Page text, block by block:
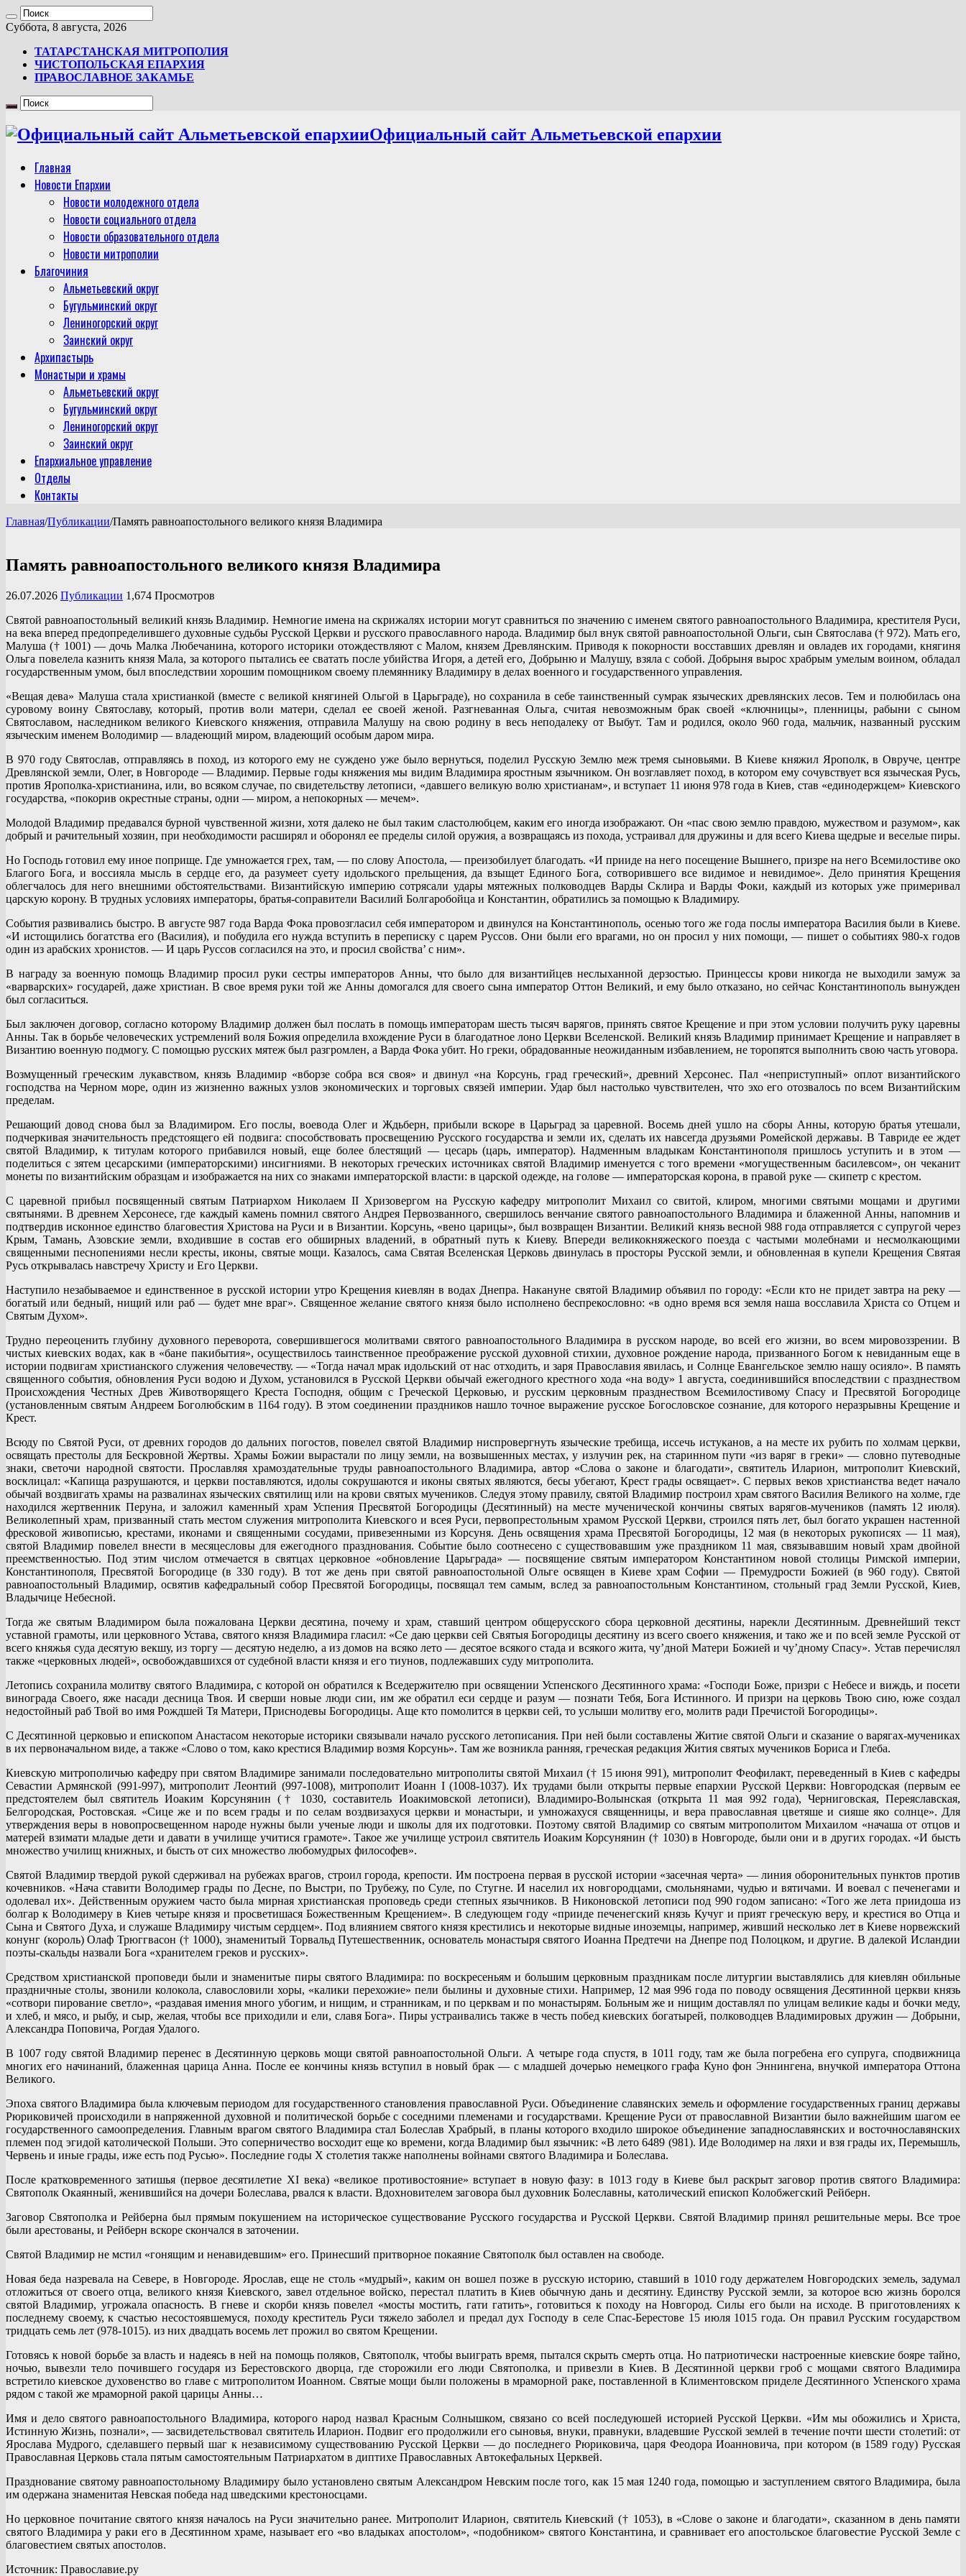
Суббота, 8 августа, 2026
ТАТАРСТАНСКАЯ МИТРОПОЛИЯ
ЧИСТОПОЛЬСКАЯ ЕПАРХИЯ
ПРАВОСЛАВНОЕ ЗАКАМЬЕ
Официальный сайт Альметьевской епархии
Главная
Новости Епархии
Новости молодежного отдела
Новости социального отдела
Новости образовательного отдела
Новости митрополии
Благочиния
Альметьевский округ
Бугульминский округ
Лениногорский округ
Заинский округ
Архипастырь
Монастыри и храмы
Альметьевский округ
Бугульминский округ
Лениногорский округ
Заинский округ
Епархиальное управление
Отделы
Контакты
Главная/Публикации/Память равноапостольного великого князя Владимира
Память равноапостольного великого князя Владимира
26.07.2026 Публикации 1,674 Просмотров
Святой равноапостольный великий князь Владимир. Немногие имена на скрижалях истории могут сравниться по значению с именем святого равноапостольного Владимира, крестителя Руси,
на века вперед предопределившего духовные судьбы Русской Церкви и русского православного народа. Владимир был внук святой равноапостольной Ольги, сын Святослава († 972). Мать его,
Малуша († 1001) — дочь Малка Любечанина, которого историки отождествляют с Малом, князем Древлянским. Приводя к покорности восставших древлян и овладев их городами, княгиня
Ольга повелела казнить князя Мала, за которого пытались ее сватать после убийства Игоря, а детей его, Добрыню и Малушу, взяла с собой. Добрыня вырос храбрым умелым воином, обладал
государственным умом, был впоследствии хорошим помощником своему племяннику Владимиру в делах военного и государственного управления.
«Вещая дева» Малуша стала христианкой (вместе с великой княгиней Ольгой в Царьграде), но сохранила в себе таинственный сумрак языческих древлянских лесов. Тем и полюбилась она
суровому воину Святославу, который, против воли матери, сделал ее своей женой. Разгневанная Ольга, считая невозможным брак своей «ключницы», пленницы, рабыни с сыном
Святославом, наследником великого Киевского княжения, отправила Малушу на свою родину в весь неподалеку от Выбут. Там и родился, около 960 года, мальчик, названный русским
языческим именем Володимир — владеющий миром, владеющий особым даром мира.
В 970 году Святослав, отправляясь в поход, из которого ему не суждено уже было вернуться, поделил Русскую Землю меж тремя сыновьями. В Киеве княжил Ярополк, в Овруче, центре
Древлянской земли, Олег, в Новгороде — Владимир. Первые годы княжения мы видим Владимира яростным язычником. Он возглавляет поход, в котором ему сочувствует вся языческая Русь,
против Ярополка-христианина, или, во всяком случае, по свидетельству летописи, «давшего великую волю христианам», и вступает 11 июня 978 года в Киев, став «единодержцем» Киевского
государства, «покорив окрестные страны, одни — миром, а непокорных — мечем».
Молодой Владимир предавался бурной чувственной жизни, хотя далеко не был таким сластолюбцем, каким его иногда изображают. Он «пас свою землю правдою, мужеством и разумом», как
добрый и рачительный хозяин, при необходимости расширял и оборонял ее пределы силой оружия, а возвращаясь из похода, устраивал для дружины и для всего Киева щедрые и веселые пиры.
Но Господь готовил ему иное поприще. Где умножается грех, там, — по слову Апостола, — преизобилует благодать. «И прииде на него посещение Вышнего, призре на него Всемилостиве око
Благого Бога, и воссияла мысль в сердце его, да разумеет суету идольского прельщения, да взыщет Единого Бога, сотворившего все видимое и невидимое». Дело принятия Крещения
облегчалось для него внешними обстоятельствами. Византийскую империю сотрясали удары мятежных полководцев Варды Склира и Варды Фоки, каждый из которых уже примеривал
царскую корону. В трудных условиях императоры, братья-соправители Василий Болгаробойца и Константин, обратились за помощью к Владимиру.
События развивались быстро. В августе 987 года Варда Фока провозгласил себя императором и двинулся на Константинополь, осенью того же года послы императора Василия были в Киеве.
«И истощились богатства его (Василия), и побудила его нужда вступить в переписку с царем Руссов. Они были его врагами, но он просил у них помощи, — пишет о событиях 980-х годов
один из арабских хронистов. — И царь Руссов согласился на это, и просил свойства’ с ним».
В награду за военную помощь Владимир просил руки сестры императоров Анны, что было для византийцев неслыханной дерзостью. Принцессы крови никогда не выходили замуж за
«варварских» государей, даже христиан. В свое время руки той же Анны домогался для своего сына император Оттон Великий, и ему было отказано, но сейчас Константинополь вынужден
был согласиться.
Был заключен договор, согласно которому Владимир должен был послать в помощь императорам шесть тысяч варягов, принять святое Крещение и при этом условии получить руку царевны
Анны. Так в борьбе человеческих устремлений воля Божия определила вхождение Руси в благодатное лоно Церкви Вселенской. Великий князь Владимир принимает Крещение и направляет в
Византию военную подмогу. С помощью русских мятеж был разгромлен, а Варда Фока убит. Но греки, обрадованные неожиданным избавлением, не торопятся выполнить свою часть уговора.
Возмущенный греческим лукавством, князь Владимир «вборзе собра вся своя» и двинул «на Корсунь, град греческий», древний Херсонес. Пал «неприступный» оплот византийского
господства на Черном море, один из жизненно важных узлов экономических и торговых связей империи. Удар был настолько чувствителен, что эхо его отозвалось по всем Византийским
пределам.
Решающий довод снова был за Владимиром. Его послы, воевода Олег и Ждьберн, прибыли вскоре в Царьград за царевной. Восемь дней ушло на сборы Анны, которую братья утешали,
подчеркивая значительность предстоящего ей подвига: способствовать просвещению Русского государства и земли их, сделать их навсегда друзьями Ромейской державы. В Тавриде ее ждет
святой Владимир, к титулам которого прибавился новый, еще более блестящий — цесарь (царь, император). Надменным владыкам Константинополя пришлось уступить и в этом —
поделиться с зятем цесарскими (императорскими) инсигниями. В некоторых греческих источниках святой Владимир именуется с того времени «могущественным басилевсом», он чеканит
монеты по византийским образцам и изображается на них со знаками императорской власти: в царской одежде, на голове — императорская корона, в правой руке — скипетр с крестом.
С царевной прибыл посвященный святым Патриархом Николаем II Хризовергом на Русскую кафедру митрополит Михаил со свитой, клиром, многими святыми мощами и другими
святынями. В древнем Херсонесе, где каждый камень помнил святого Андрея Первозванного, свершилось венчание святого равноапостольного Владимира и блаженной Анны, напомнив и
подтвердив исконное единство благовестия Христова на Руси и в Византии. Корсунь, «вено царицы», был возвращен Византии. Великий князь весной 988 года отправляется с супругой через
Крым, Тамань, Азовские земли, входившие в состав его обширных владений, в обратный путь к Киеву. Впереди великокняжеского поезда с частыми молебнами и несмолкающими
священными песнопениями несли кресты, иконы, святые мощи. Казалось, сама Святая Вселенская Церковь двинулась в просторы Русской земли, и обновленная в купели Крещения Святая
Русь открывалась навстречу Христу и Его Церкви.
Наступило незабываемое и единственное в русской истории утро Kрещения киевлян в водах Днепра. Накануне святой Владимир объявил по городу: «Если кто не придет завтра на реку —
богатый или бедный, нищий или раб — будет мне враг». Священное желание святого князя было исполнено беспрекословно: «в одно время вся земля наша восславила Христа со Отцем и
Святым Духом».
Трудно переоценить глубину духовного переворота, совершившегося молитвами святого равноапостольного Владимира в русском народе, во всей его жизни, во всем мировоззрении. В
чистых киевских водах, как в «бане пакибытия», осуществилось таинственное преображение русской духовной стихии, духовное рождение народа, призванного Богом к невиданным еще в
истории подвигам христианского служения человечеству. — «Тогда начал мрак идольский от нас отходить, и заря Православия явилась, и Солнце Евангельское землю нашу осияло». В память
священного события, обновления Руси водою и Духом, установился в Русской Церкви обычай ежегодного крестного хода «на воду» 1 августа, соединившийся впоследствии с празднеством
Происхождения Честных Древ Животворящего Креста Господня, общим с Греческой Церковью, и русским церковным празднеством Всемилостивому Спасу и Пресвятой Богородице
(установленным святым Андреем Боголюбским в 1164 году). В этом соединении праздников нашло точное выражение русское Богословское сознание, для которого неразрывны Крещение и
Крест.
Всюду по Святой Руси, от древних городов до дальних погостов, повелел святой Владимир ниспровергнуть языческие требища, иссечь истуканов, а на месте их рубить по холмам церкви,
освящать престолы для Бескровной Жертвы. Храмы Божии вырастали по лицу земли, на возвышенных местах, у излучин рек, на старинном пути «из варяг в греки» — словно путеводные
знаки, светочи народной святости. Прославляя храмоздательные труды равноапостольного Владимира, автор «Слова о законе и благодати», святитель Иларион, митрополит Киевский,
восклицал: «Капища разрушаются, и церкви поставляются, идолы сокрушаются и иконы святых являются, бесы убегают, Крест грады освящает». С первых веков христианства ведет начало
обычай воздвигать храмы на развалинах языческих святилищ или на крови святых мучеников. Следуя этому правилу, святой Владимир построил храм святого Василия Великого на холме, где
находился жертвенник Перуна, и заложил каменный храм Успения Пресвятой Богородицы (Десятинный) на месте мученической кончины святых варягов-мучеников (память 12 июля).
Великолепный храм, призванный стать местом служения митрополита Киевского и всея Руси, первопрестольным храмом Русской Церкви, строился пять лет, был богато украшен настенной
фресковой живописью, крестами, иконами и священными сосудами, привезенными из Корсуня. День освящения храма Пресвятой Богородицы, 12 мая (в некоторых рукописях — 11 мая),
святой Владимир повелел внести в месяцесловы для ежегодного празднования. Событие было соотнесено с существовавшим уже праздником 11 мая, связывавшим новый храм двойной
преемственностью. Под этим числом отмечается в святцах церковное «обновление Царьграда» — посвящение святым императором Константином новой столицы Римской империи,
Константинополя, Пресвятой Богородице (в 330 году). В тот же день при святой равноапостольной Ольге освящен в Киеве храм Софии — Премудрости Божией (в 960 году). Святой
равноапостольный Владимир, освятив кафедральный собор Пресвятой Богородицы, посвящал тем самым, вслед за равноапостольным Константином, стольный град Земли Русской, Киев,
Владычице Небесной.
Тогда же святым Владимиром была пожалована Церкви десятина, почему и храм, ставший центром общерусского сбора церковной десятины, нарекли Десятинным. Древнейший текст
уставной грамоты, или церковного Устава, святого князя Владимира гласил: «Се даю церкви сей Святыя Богородицы десятину из всего своего княжения, и тако же и по всей земле Русской от
всего княжья суда десятую векшу, из торгу — десятую неделю, а из домов на всяко лето — десятое всякого стада и всякого жита, чу’дной Матери Божией и чу’дному Спасу». Устав перечислял
также «церковных людей», освобождавшихся от судебной власти князя и его тиунов, подлежавших суду митрополита.
Летопись сохранила молитву святого Владимира, с которой он обратился к Вседержителю при освящении Успенского Десятинного храма: «Господи Боже, призри с Небесе и виждь, и посети
винограда Своего, яже насади десница Твоя. И сверши новые люди сии, им же обратил еси сердце и разум — познати Тебя, Бога Истинного. И призри на церковь Твою сию, юже создал
недостойный раб Твой во имя Рождшей Тя Матери, Приснодевы Богородицы. Аще кто помолится в церкви сей, то услыши молитву его, молитв ради Пречистой Богородицы».
С Десятинной церковью и епископом Анастасом некоторые историки связывали начало русского летописания. При ней были составлены Житие святой Ольги и сказание о варягах-мучениках
в их первоначальном виде, а также «Слово о том, како крестися Владимир возмя Корсунь». Там же возникла ранняя, греческая редакция Жития святых мучеников Бориса и Глеба.
Киевскую митрополичью кафедру при святом Владимире занимали последовательно митрополиты святой Михаил († 15 июня 991), митрополит Феофилакт, переведенный в Киев с кафедры
Севастии Армянской (991-997), митрополит Леонтий (997-1008), митрополит Иоанн I (1008-1037). Их трудами были открыты первые епархии Русской Церкви: Новгородская (первым ее
предстоятелем был святитель Иоаким Корсунянин († 1030, составитель Иоакимовской летописи), Владимиро-Волынская (открыта 11 мая 992 года), Черниговская, Переяславская,
Белгородская, Ростовская. «Сице же и по всем грады и по селам воздвизахуся церкви и монастыри, и умножахуся священницы, и вера православная цветяше и сияше яко солнце». Для
утверждения веры в новопросвещенном народе нужны были ученые люди и школы для их подготовки. Поэтому святой Владимир со святым митрополитом Михаилом «начаша от отцов и
матерей взимати младые дети и давати в училище учитися грамоте». Такое же училище устроил святитель Иоаким Корсунянин († 1030) в Новгороде, были они и в других городах. «И бысть
множество училищ книжных, и бысть от сих множество любомудрых философев».
Святой Владимир твердой рукой сдерживал на рубежах врагов, строил города, крепости. Им построена первая в русской истории «засечная черта» — линия оборонительных пунктов против
кочевников. «Нача ставити Володимер грады по Десне, по Выстри, по Трубежу, по Суле, по Стугне. И населил их новгородцами, смольнянами, чудью и вятичами. И воевал с печенегами и
одолевал их». Действенным оружием часто была мирная христианская проповедь среди степных язычников. В Никоновской летописи под 990 годом записано: «Того же лета приидоша из
болгар к Володимеру в Киев четыре князя и просветишася Божественным Крещением». В следующем году «прииде печенегский князь Кучуг и прият греческую веру, и крестися во Отца и
Сына и Святого Духа, и служаше Владимиру чистым сердцем». Под влиянием святого князя крестились и некоторые видные иноземцы, например, живший несколько лет в Киеве норвежский
конунг (король) Олаф Трюггвасон († 1000), знаменитый Торвальд Путешественник, основатель монастыря святого Иоанна Предтечи на Днепре под Полоцком, и другие. В далекой Исландии
поэты-скальды назвали Бога «хранителем греков и русских».
Средством христианской проповеди были и знаменитые пиры святого Владимира: по воскресеньям и большим церковным праздникам после литургии выставлялись для киевлян обильные
праздничные столы, звонили колокола, славословили хоры, «калики перехожие» пели былины и духовные стихи. Например, 12 мая 996 года по поводу освящения Десятинной церкви князь
«сотвори пирование светло», «раздавая имения много убогим, и нищим, и странникам, и по церквам и по монастырям. Больным же и нищим доставлял по улицам великие кады и бочки меду,
и хлеб, и мясо, и рыбу, и сыр, желая, чтобы все приходили и ели, славя Бога». Пиры устраивались также в честь побед киевских богатырей, полководцев Владимировых дружин — Добрыни,
Александра Поповича, Рогдая Удалого.
В 1007 году святой Владимир перенес в Десятинную церковь мощи святой равноапостольной Ольги. А четыре года спустя, в 1011 году, там же была погребена его супруга, сподвижница
многих его начинаний, блаженная царица Анна. После ее кончины князь вступил в новый брак — с младшей дочерью немецкого графа Куно фон Эннингена, внучкой императора Оттона
Великого.
Эпоха святого Владимира была ключевым периодом для государственного становления православной Руси. Объединение славянских земель и оформление государственных границ державы
Рюриковичей происходили в напряженной духовной и политической борьбе с соседними племенами и государствами. Крещение Руси от православной Византии было важнейшим шагом ее
государственного самоопределения. Главным врагом святого Владимира стал Болеслав Храбрый, в планы которого входило широкое объединение западнославянских и восточнославянских
племен под эгидой католической Польши. Это соперничество восходит еще ко времени, когда Владимир был язычник: «В лето 6489 (981). Иде Володимер на ляхи и взя грады их, Перемышль,
Червень и иные грады, иже есть под Русью». Последние годы Х столетия также наполнены войнами святого Владимира и Болеслава.
После кратковременного затишья (первое десятилетие ХI века) «великое противостояние» вступает в новую фазу: в 1013 году в Киеве был раскрыт заговор против святого Владимира:
Святополк Окаянный, женившийся на дочери Болеслава, рвался к власти. Вдохновителем заговора был духовник Болеславны, католический епископ Колобжегский Рейберн.
Заговор Святополка и Рейберна был прямым покушением на историческое существование Русского государства и Русской Церкви. Святой Владимир принял решительные меры. Все трое
были арестованы, и Рейберн вскоре скончался в заточении.
Святой Владимир не мстил «гонящим и ненавидевшим» его. Принесший притворное покаяние Святополк был оставлен на свободе.
Новая беда назревала на Севере, в Новгороде. Ярослав, еще не столь «мудрый», каким он вошел позже в русскую историю, ставший в 1010 году держателем Новгородских земель, задумал
отложиться от своего отца, великого князя Киевского, завел отдельное войско, перестал платить в Киев обычную дань и десятину. Единству Русской земли, за которое всю жизнь боролся
святой Владимир, угрожала опасность. В гневе и скорби князь повелел «мосты мостить, гати гатить», готовиться к походу на Новгород. Силы его были на исходе. В приготовлениях к
последнему своему, к счастью несостоявшемуся, походу креститель Руси тяжело заболел и предал дух Господу в селе Спас-Берестове 15 июля 1015 года. Он правил Русским государством
тридцать семь лет (978-1015). из них двадцать восемь лет прожил во святом Крещении.
Готовясь к новой борьбе за власть и надеясь в ней на помощь поляков, Святополк, чтобы выиграть время, пытался скрыть смерть отца. Но патриотически настроенные киевские бояре тайно,
ночью, вывезли тело почившего государя из Берестовского дворца, где сторожили его люди Святополка, и привезли в Киев. В Десятинной церкви гроб с мощами святого Владимира
встретило киевское духовенство во главе с митрополитом Иоанном. Святые мощи были положены в мраморной раке, поставленной в Климентовском приделе Десятинного Успенского храма
рядом с такой же мраморной ракой царицы Анны…
Имя и дело святого равноапостольного Владимира, которого народ назвал Красным Солнышком, связано со всей последуюшей историей Русской Церкви. «Им мы обожились и Христа,
Истинную Жизнь, познали», — засвидетельствовал святитель Иларион. Подвиг его продолжили его сыновья, внуки, правнуки, владевшие Русской землей в течение почти шести столетий: от
Ярослава Мудрого, сделавшего первый шаг к независимому существованию Русской Церкви — до последнего Рюриковича, царя Феодора Иоанновича, при котором (в 1589 году) Русская
Православная Церковь стала пятым самостоятельным Патриархатом в диптихе Православных Автокефальных Церквей.
Празднование святому равноапостольному Владимиру было установлено святым Александром Невским после того, как 15 мая 1240 года, помощью и заступлением святого Владимира, была
им одержана знаменитая Невская победа над шведскими крестоносцами.
Но церковное почитание святого князя началось на Руси значительно ранее. Митрополит Иларион, святитель Киевский († 1053), в «Слове о законе и благодати», сказанном в день памяти
святого Владимира у раки его в Десятинном храме, называет его «во владыках апостолом», «подобником» святого Константина, и сравнивает его апостольское благовестие Русской Земле с
благовестием святых апостолов.
Источник: Православие.ру